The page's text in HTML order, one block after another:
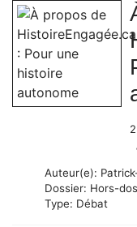
Auteur(e):
Dossier: Hors-
Type: Débat